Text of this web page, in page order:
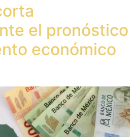
el pronóstico
económico